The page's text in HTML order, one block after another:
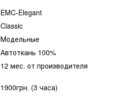
EMC-Elegant
Classic
Модельные
Автоткань 100%
12 мес. от производителя
1900грн. (3 часа)